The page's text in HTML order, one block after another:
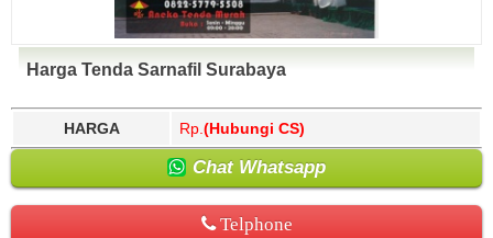
Harga Tenda Sarnafil Surabaya
HARGA Rp. (Hubungi CS)
Chat Whatsapp
Telphone